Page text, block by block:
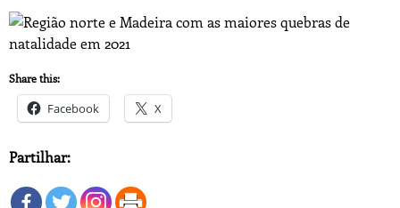
Share this:
Facebook X
Partilhar: